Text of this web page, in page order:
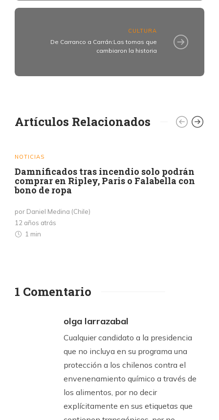
CULTURA
De Carranco a Carrán:Las tomas que
cambiaron la historia
Artículos Relacionados
NOTICIAS
Damnificados tras incendio solo podrán
comprar en Ripley, Paris o Falabella con
bono de ropa
por Daniel Medina (Chile)
12 años atrás
1 min
1 Comentario
olga larrazabal
Cualquier candidato a la presidencia
que no incluya en su programa una
protección a los chilenos contra el
envenenamiento químico a través de
los alimentos, por no decir
explícitamente en sus etiquetas que